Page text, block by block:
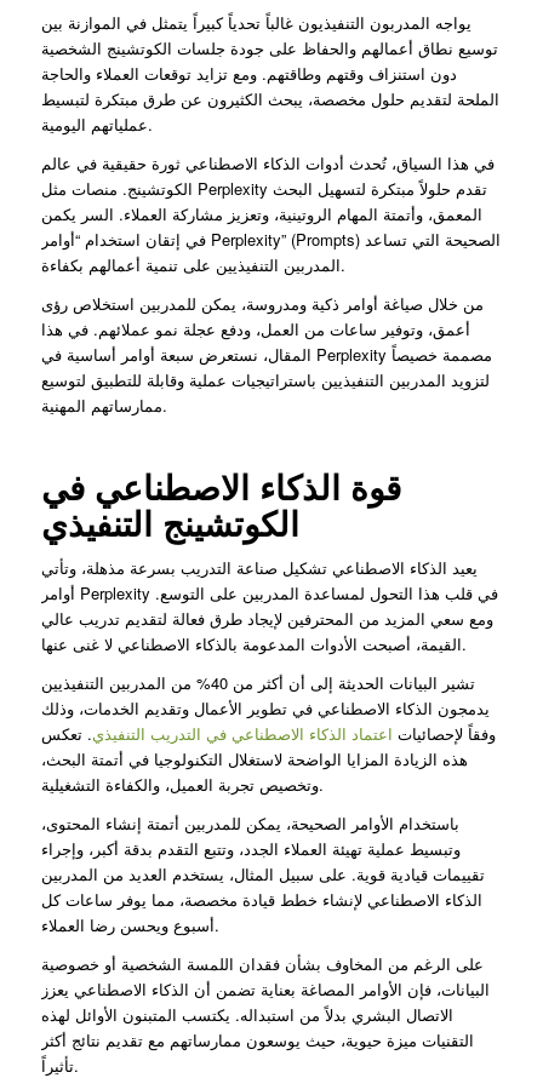
يواجه المدربون التنفيذيون غالباً تحدياً كبيراً يتمثل في الموازنة بين
توسيع نطاق أعمالهم والحفاظ على جودة جلسات الكوتشينج الشخصية
دون استنزاف وقتهم وطاقتهم. ومع تزايد توقعات العملاء والحاجة
الملحة لتقديم حلول مخصصة، يبحث الكثيرون عن طرق مبتكرة لتبسيط
عملياتهم اليومية.
في هذا السياق، تُحدث أدوات الذكاء الاصطناعي ثورة حقيقية في عالم
الكوتشينج. منصات مثل Perplexity تقدم حلولاً مبتكرة لتسهيل البحث
المعمق، وأتمتة المهام الروتينية، وتعزيز مشاركة العملاء. السر يكمن
في إتقان استخدام “أوامر Perplexity” (Prompts) الصحيحة التي تساعد
المدربين التنفيذيين على تنمية أعمالهم بكفاءة.
من خلال صياغة أوامر ذكية ومدروسة، يمكن للمدربين استخلاص رؤى
أعمق، وتوفير ساعات من العمل، ودفع عجلة نمو عملائهم. في هذا
المقال، نستعرض سبعة أوامر أساسية في Perplexity مصممة خصيصاً
لتزويد المدربين التنفيذيين باستراتيجيات عملية وقابلة للتطبيق لتوسيع
ممارساتهم المهنية.
قوة الذكاء الاصطناعي في
الكوتشينج التنفيذي
يعيد الذكاء الاصطناعي تشكيل صناعة التدريب بسرعة مذهلة، وتأتي
أوامر Perplexity في قلب هذا التحول لمساعدة المدربين على التوسع.
ومع سعي المزيد من المحترفين لإيجاد طرق فعالة لتقديم تدريب عالي
القيمة، أصبحت الأدوات المدعومة بالذكاء الاصطناعي لا غنى عنها.
تشير البيانات الحديثة إلى أن أكثر من 40% من المدربين التنفيذيين
يدمجون الذكاء الاصطناعي في تطوير الأعمال وتقديم الخدمات، وذلك
وفقاً لإحصائيات اعتماد الذكاء الاصطناعي في التدريب التنفيذي. تعكس
هذه الزيادة المزايا الواضحة لاستغلال التكنولوجيا في أتمتة البحث،
وتخصيص تجربة العميل، والكفاءة التشغيلية.
باستخدام الأوامر الصحيحة، يمكن للمدربين أتمتة إنشاء المحتوى،
وتبسيط عملية تهيئة العملاء الجدد، وتتبع التقدم بدقة أكبر، وإجراء
تقييمات قيادية قوية. على سبيل المثال، يستخدم العديد من المدربين
الذكاء الاصطناعي لإنشاء خطط قيادة مخصصة، مما يوفر ساعات كل
أسبوع ويحسن رضا العملاء.
على الرغم من المخاوف بشأن فقدان اللمسة الشخصية أو خصوصية
البيانات، فإن الأوامر المصاغة بعناية تضمن أن الذكاء الاصطناعي يعزز
الاتصال البشري بدلاً من استبداله. يكتسب المتبنون الأوائل لهذه
التقنيات ميزة حيوية، حيث يوسعون ممارساتهم مع تقديم نتائج أكثر
تأثيراً.